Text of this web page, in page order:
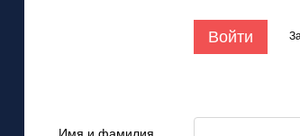
Войти
Имя и фамилия